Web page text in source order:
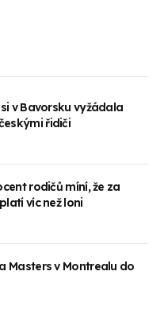
v Bavorsku vyžádala
řidiči
rodičů míní, že za
víc než loni
Masters v Montrealu do